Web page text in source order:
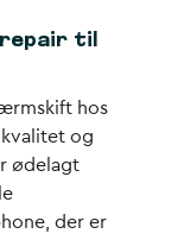
til
hos
og
ødelagt
der er